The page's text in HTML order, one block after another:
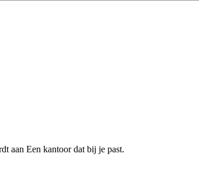
aan Een kantoor dat bij je past.